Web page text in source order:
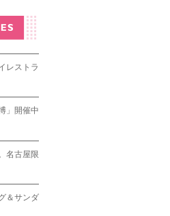
レストラ
」開催中
名古屋限
＆サンダ